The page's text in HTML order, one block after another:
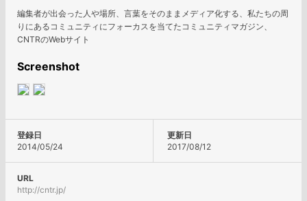
編集者が出会った人や場所、言葉をそのままメディア化する、私たちの周
りにあるコミュニティにフォーカスを当てたコミュニティマガジン、
CNTRのWebサイト
Screenshot
登録日
2014/05/24
更新日
2017/08/12
URL
http://cntr.jp/